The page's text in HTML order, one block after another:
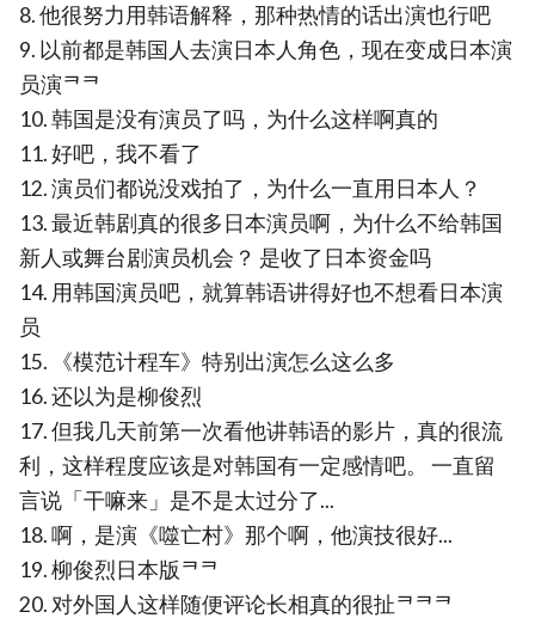
8. 他很努力用韩语解释，那种热情的话出演也行吧
9. 以前都是韩国人去演日本人角色，现在变成日本演
员演ᄏᄏ
10. 韩国是没有演员了吗，为什么这样啊真的
11. 好吧，我不看了
12. 演员们都说没戏拍了，为什么一直用日本人？
13. 最近韩剧真的很多日本演员啊，为什么不给韩国
新人或舞台剧演员机会？ 是收了日本资金吗
14. 用韩国演员吧，就算韩语讲得好也不想看日本演
员
15. 《模范计程车》特别出演怎么这么多
16. 还以为是柳俊烈
17. 但我几天前第一次看他讲韩语的影片，真的很流
利，这样程度应该是对韩国有一定感情吧。 一直留
言说「干嘛来」是不是太过分了...
18. 啊，是演《噬亡村》那个啊，他演技很好...
19. 柳俊烈日本版ᄏᄏ
20. 对外国人这样随便评论长相真的很扯ᄏᄏᄏ